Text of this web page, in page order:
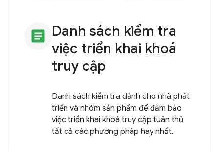
article Danh sách kiểm tra
việc triển khai khoá
truy cập
Danh sách kiểm tra dành cho nhà phát
triển và nhóm sản phẩm để đảm bảo
việc triển khai khoá truy cập tuân thủ
tất cả các phương pháp hay nhất.